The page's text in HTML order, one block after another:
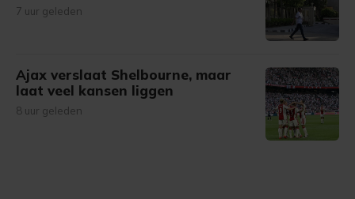
7 uur geleden
Ajax verslaat Shelbourne, maar
laat veel kansen liggen
8 uur geleden